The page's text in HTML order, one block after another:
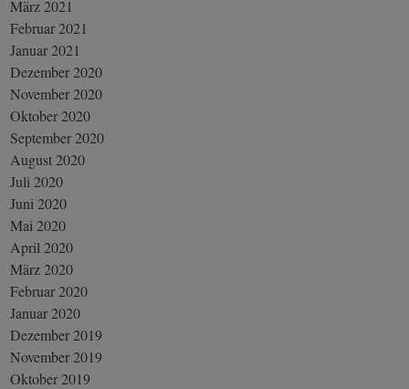
März 2021
Februar 2021
Januar 2021
Dezember 2020
November 2020
Oktober 2020
September 2020
August 2020
Juli 2020
Juni 2020
Mai 2020
April 2020
März 2020
Februar 2020
Januar 2020
Dezember 2019
November 2019
Oktober 2019